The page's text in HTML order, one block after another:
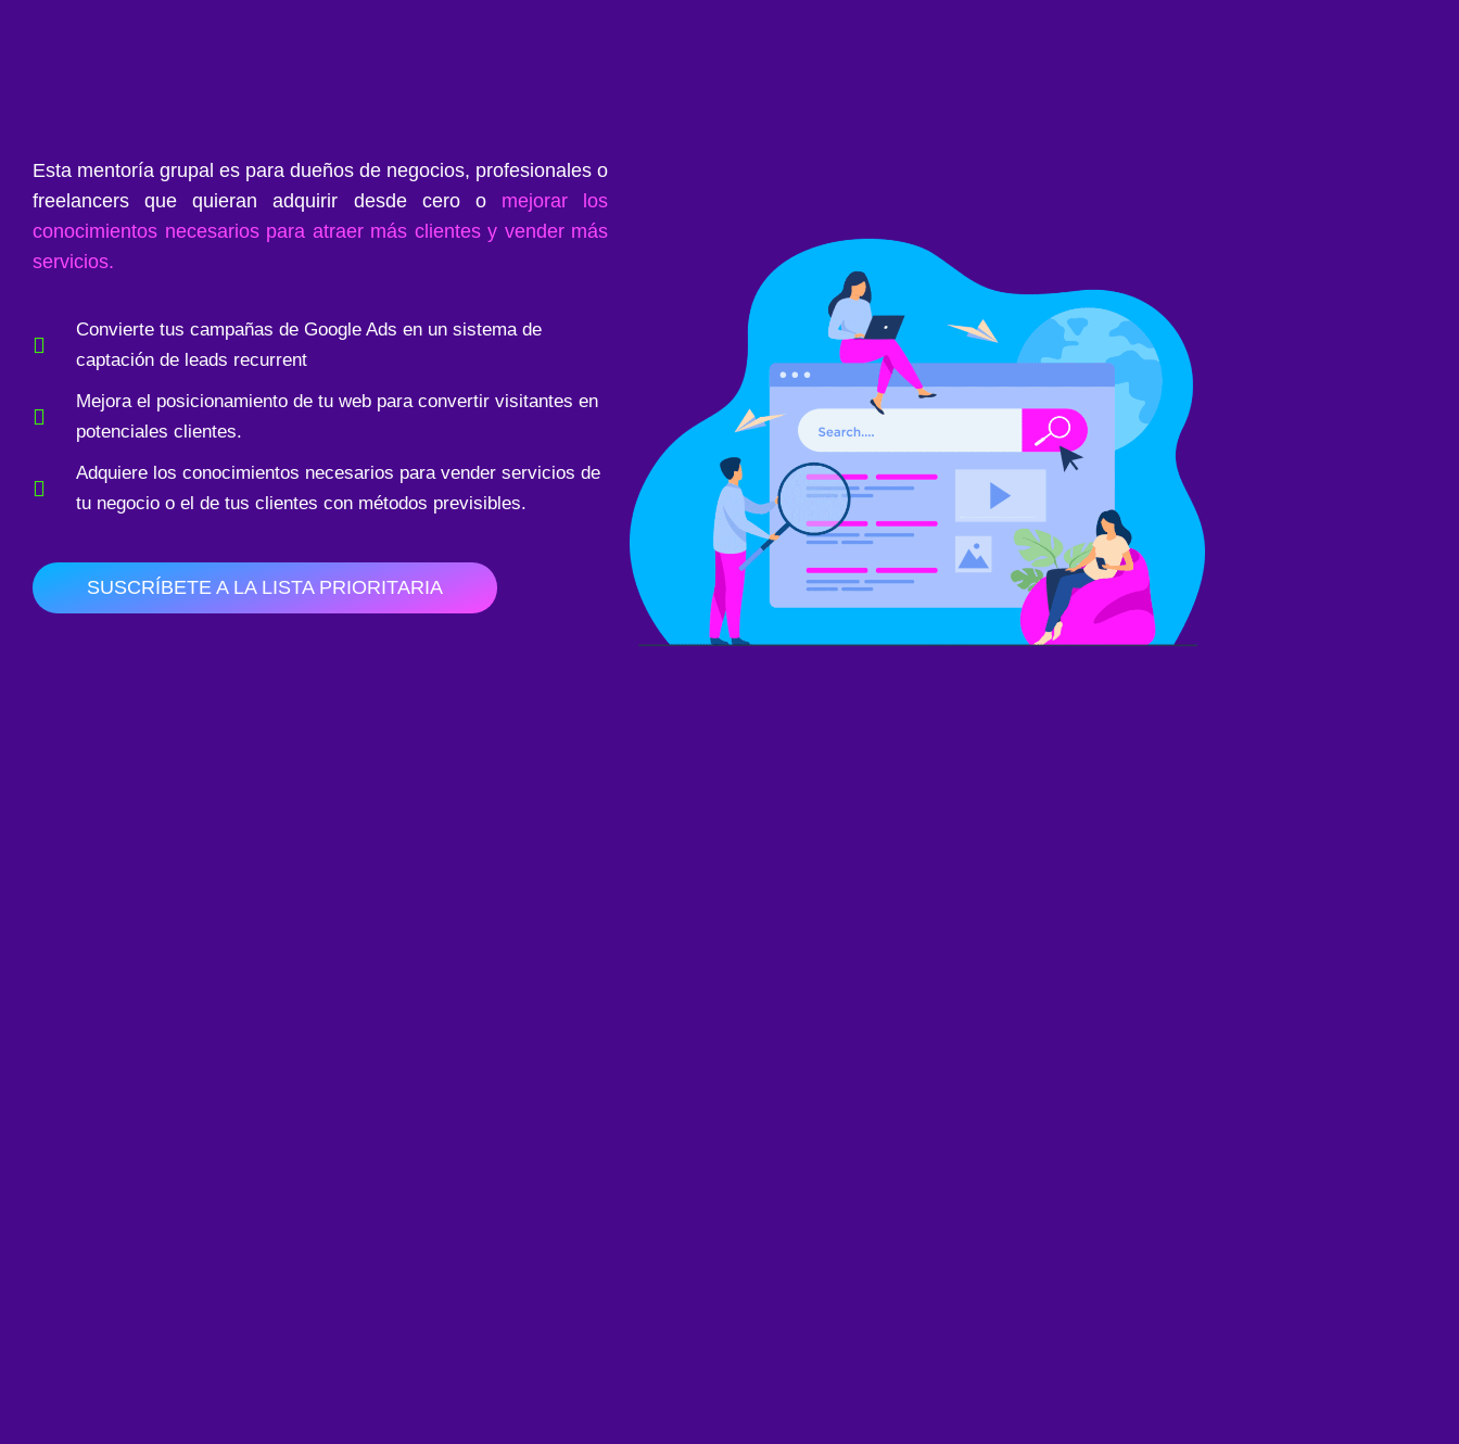
Esta mentoría grupal es para dueños de negocios, profesionales o
freelancers que quieran adquirir desde cero o mejorar los
conocimientos necesarios para atraer más clientes y vender más
servicios.​
Convierte tus campañas de Google Ads en un sistema de
captación de leads recurrent
Mejora el posicionamiento de tu web para convertir visitantes en
potenciales clientes.
Adquiere los conocimientos necesarios para vender servicios de
tu negocio o el de tus clientes con métodos previsibles.
SUSCRÍBETE A LA LISTA PRIORITARIA